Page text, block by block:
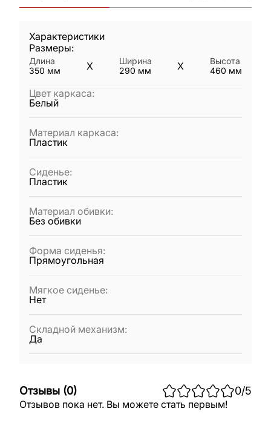
Характеристики
Размеры:
Длина
350 мм X
Ширина
290 мм X
Высота
460 мм
Цвет каркаса:
Белый
Материал каркаса:
Пластик
Сиденье:
Пластик
Материал обивки:
Без обивки
Форма сиденья:
Прямоугольная
Мягкое сиденье:
Нет
Складной механизм:
Да
Отзывы (0) 0/5
Отзывов пока нет. Вы можете стать первым!